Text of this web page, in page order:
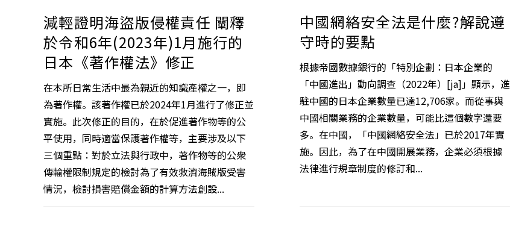
減輕證明海盜版侵權責任 闡釋
於令和6年(2023年)1月施行的
日本《著作權法》修正
在本所日常生活中最為親近的知識產權之一，即
為著作權。該著作權已於2024年1月進行了修正並
實施。此次修正的目的，在於促進著作物等的公
平使用，同時適當保護著作權等，主要涉及以下
三個重點：對於立法與行政中，著作物等的公衆
傳輸權限制規定的檢討為了有效救濟海賊版受害
情況，檢討損害賠償金額的計算方法創設...
中國網絡安全法是什麼?解說遵
守時的要點
根據帝國數據銀行的「特別企劃：日本企業的
「中國進出」動向調查（2022年）[ja]」顯示，進
駐中國的日本企業數量已達12,706家。而從事與
中國相關業務的企業數量，可能比這個數字還要
多。在中國，「中國網絡安全法」已於2017年實
施。因此，為了在中國開展業務，企業必須根據
法律進行規章制度的修訂和...